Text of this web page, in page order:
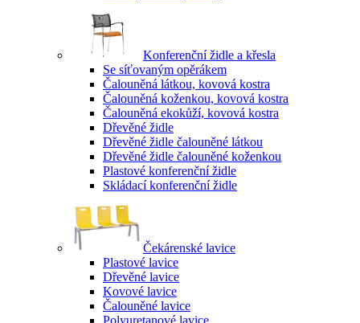
Konferenční židle a křesla
Se síťovaným opěrákem
Čalouněná látkou, kovová kostra
Čalouněná koženkou, kovová kostra
Čalouněná ekokůží, kovová kostra
Dřevěné židle
Dřevěné židle čalouněné látkou
Dřevěné židle čalouněné koženkou
Plastové konferenční židle
Skládací konferenční židle
Čekárenské lavice
Plastové lavice
Dřevěné lavice
Kovové lavice
Čalouněné lavice
Polyuretanové lavice